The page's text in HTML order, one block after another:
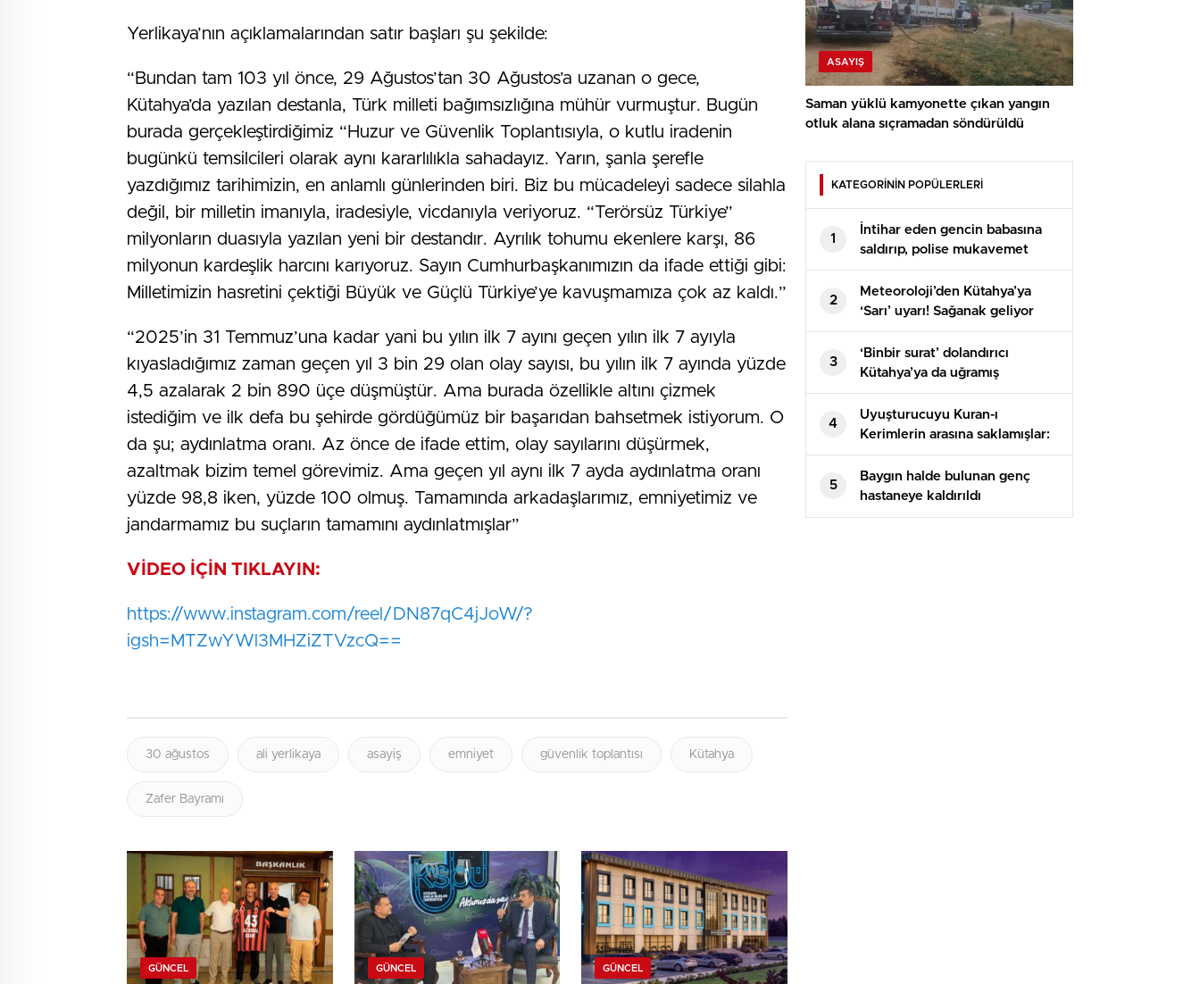
Yerlikaya’nın açıklamalarından satır başları şu şekilde:
“Bundan tam 103 yıl önce, 29 Ağustos’tan 30 Ağustos’a uzanan o gece,
Kütahya’da yazılan destanla, Türk milleti bağımsızlığına mühür vurmuştur. Bugün
burada gerçekleştirdiğimiz “Huzur ve Güvenlik Toplantısıyla, o kutlu iradenin
bugünkü temsilcileri olarak aynı kararlılıkla sahadayız. Yarın, şanla şerefle
yazdığımız tarihimizin, en anlamlı günlerinden biri. Biz bu mücadeleyi sadece silahla
değil, bir milletin imanıyla, iradesiyle, vicdanıyla veriyoruz. “Terörsüz Türkiye”
milyonların duasıyla yazılan yeni bir destandır. Ayrılık tohumu ekenlere karşı, 86
milyonun kardeşlik harcını karıyoruz. Sayın Cumhurbaşkanımızın da ifade ettiği gibi:
Milletimizin hasretini çektiği Büyük ve Güçlü Türkiye’ye kavuşmamıza çok az kaldı.”
“2025’in 31 Temmuz’una kadar yani bu yılın ilk 7 ayını geçen yılın ilk 7 ayıyla
kıyasladığımız zaman geçen yıl 3 bin 29 olan olay sayısı, bu yılın ilk 7 ayında yüzde
4,5 azalarak 2 bin 890 üçe düşmüştür. Ama burada özellikle altını çizmek
istediğim ve ilk defa bu şehirde gördüğümüz bir başarıdan bahsetmek istiyorum. O
da şu; aydınlatma oranı. Az önce de ifade ettim, olay sayılarını düşürmek,
azaltmak bizim temel görevimiz. Ama geçen yıl aynı ilk 7 ayda aydınlatma oranı
yüzde 98,8 iken, yüzde 100 olmuş. Tamamında arkadaşlarımız, emniyetimiz ve
jandarmamız bu suçların tamamını aydınlatmışlar”
VİDEO İÇİN TIKLAYIN:
https://www.instagram.com/reel/DN87qC4jJoW/?
igsh=MTZwYWl3MHZiZTVzcQ==
30 ağustos ali yerlikaya asayiş emniyet güvenlik toplantısı Kütahya
Zafer Bayramı
GÜNCEL GÜNCEL GÜNCEL
ASAYIŞ
Saman yüklü kamyonette çıkan yangın
otluk alana sıçramadan söndürüldü
KATEGORİNİN POPÜLERLERİ
1
İntihar eden gencin babasına
saldırıp, polise mukavemet
eden 6 şüpheli gözaltına alındı
2
Meteoroloji’den Kütahya’ya
‘Sarı’ uyarı! Sağanak geliyor
3
‘Binbir surat’ dolandırıcı
Kütahya’ya da uğramış
4
Uyuşturucuyu Kuran-ı
Kerimlerin arasına saklamışlar:
5 tutuklama
5
Baygın halde bulunan genç
hastaneye kaldırıldı